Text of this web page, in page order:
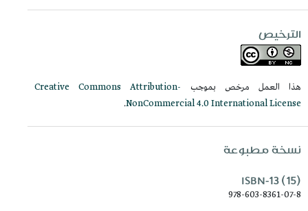
الترخيص
هذا العمل مرخص بموجب Creative Commons Attribution-
NonCommercial 4.0 International License
.
نسخة مطبوعة
ISBN-13 (15)
978-603-8361-07-8